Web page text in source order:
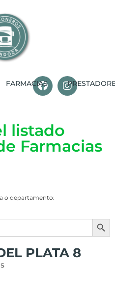
FARMACIAS
listado
Farmacias
o departamento:
PLATA 8